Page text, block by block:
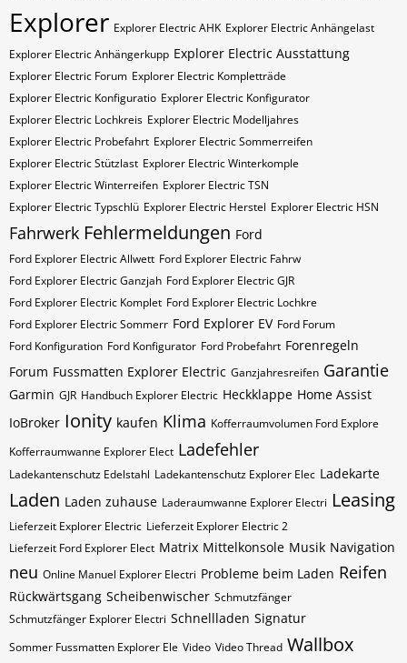
Explorer Explorer Electric AHK Explorer Electric Anhängelast
Explorer Electric Anhängerkupp Explorer Electric Ausstattung
Explorer Electric Forum Explorer Electric Kompletträde
Explorer Electric Konfiguratio Explorer Electric Konfigurator
Explorer Electric Lochkreis Explorer Electric Modelljahres
Explorer Electric Probefahrt Explorer Electric Sommerreifen
Explorer Electric Stützlast Explorer Electric Winterkomple
Explorer Electric Winterreifen Explorer Electric​​​​ TSN
Explorer Electric​​​​ Typschlü Explorer Electric​​​​​ Herstel Explorer Electric​​​​​ HSN
Fahrwerk Fehlermeldungen Ford
Ford Explorer Electric Allwett Ford Explorer Electric Fahrw
Ford Explorer Electric Ganzjah Ford Explorer Electric GJR
Ford Explorer Electric Komplet Ford Explorer Electric Lochkre
Ford Explorer Electric Sommerr Ford Explorer EV Ford Forum
Ford Konfiguration Ford Konfigurator Ford Probefahrt Forenregeln
Forum Fussmatten Explorer Electric Ganzjahresreifen Garantie
Garmin GJR Handbuch Explorer Electric Heckklappe Home Assist
IoBroker Ionity kaufen Klima Kofferraumvolumen Ford Explore
Kofferraumwanne Explorer Elect Ladefehler
Ladekantenschutz Edelstahl Ladekantenschutz Explorer Elec Ladekarte
Laden Laden zuhause Laderaumwanne Explorer Electri Leasing
Lieferzeit Explorer Electric Lieferzeit Explorer Electric 2
Lieferzeit Ford Explorer Elect Matrix Mittelkonsole Musik Navigation
neu Online Manuel Explorer Electri Probleme beim Laden Reifen
Rückwärtsgang Scheibenwischer Schmutzfänger
Schmutzfänger Explorer Electri Schnellladen Signatur
Sommer Fussmatten Explorer Ele Video Video Thread Wallbox